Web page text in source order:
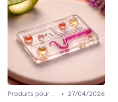
Produits pour Types de Peau •
27/04/2026